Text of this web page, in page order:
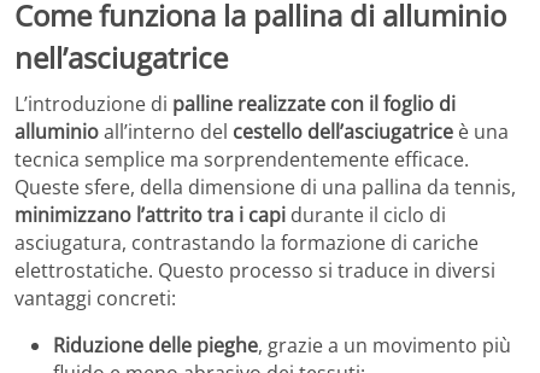
Come funziona la pallina di alluminio
nell’asciugatrice
L’introduzione di palline realizzate con il foglio di
alluminioall’interno del cestello dell’asciugatrice è una
tecnica semplice ma sorprendentemente efficace.
Queste sfere, della dimensione di una pallina da tennis,
minimizzano l’attrito tra i capi durante il ciclo di
asciugatura, contrastando la formazione di cariche
elettrostatiche. Questo processo si traduce in diversi
vantaggi concreti:
Riduzione delle pieghe, grazie a un movimento più